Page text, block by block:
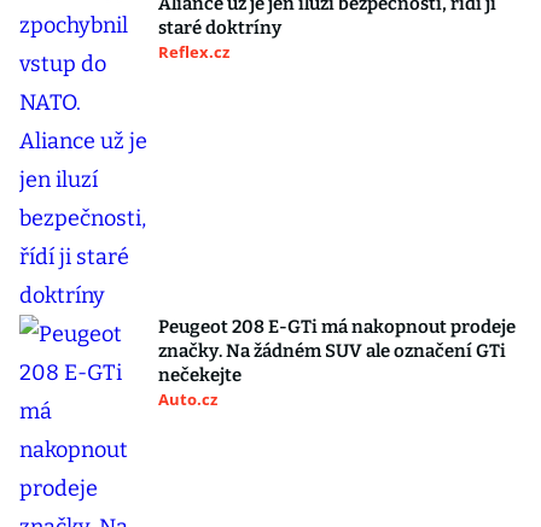
staré doktríny
Reflex.cz
Peugeot 208 E-GTi má nakopnout prodeje
značky. Na žádném SUV ale označení GTi
nečekejte
Auto.cz